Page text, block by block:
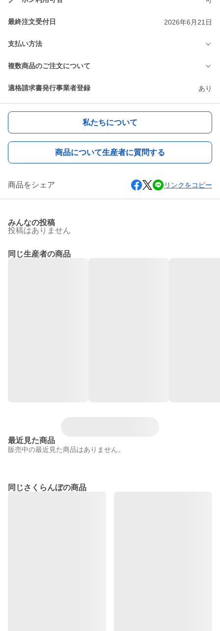
最終注文受付日 2026年6月21日
支払い方法
複数商品のご注文について
適格請求書発行事業者登録 あり
私たちについて
商品について生産者に質問する
商品をシェア リンクをコピー
みんなの投稿
投稿はありません
同じ生産者の商品
最近見た商品
販売中の最近見た商品はありません。
同じさくらんぼの商品